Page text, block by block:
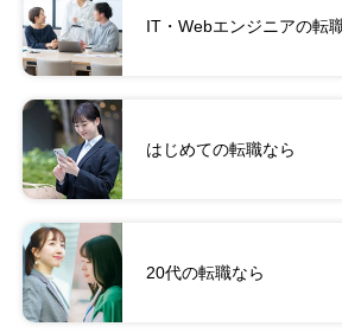
IT・Webエンジニアの転
はじめての転職なら
20代の転職なら